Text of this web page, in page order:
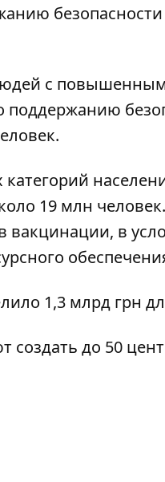
с
19 млн
в
1,3 млрд грн
создать до 50